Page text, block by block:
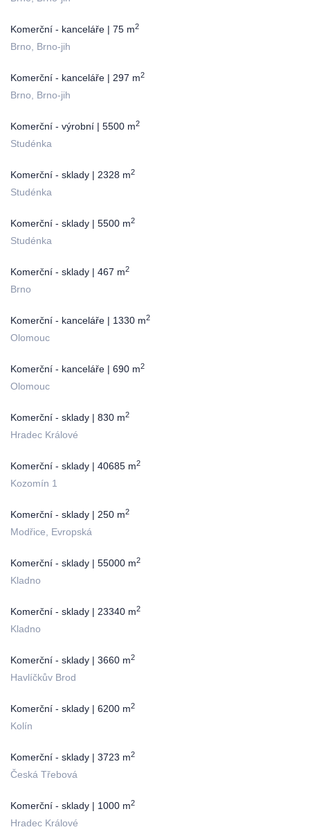
Komerční - kanceláře | 75 m2
Brno, Brno-jih
Komerční - kanceláře | 297 m2
Brno, Brno-jih
Komerční - výrobní | 5500 m2
Studénka
Komerční - sklady | 2328 m2
Studénka
Komerční - sklady | 5500 m2
Studénka
Komerční - sklady | 467 m2
Brno
Komerční - kanceláře | 1330 m2
Olomouc
Komerční - kanceláře | 690 m2
Olomouc
Komerční - sklady | 830 m2
Hradec Králové
Komerční - sklady | 40685 m2
Kozomín 1
Komerční - sklady | 250 m2
Modřice, Evropská
Komerční - sklady | 55000 m2
Kladno
Komerční - sklady | 23340 m2
Kladno
Komerční - sklady | 3660 m2
Havlíčkův Brod
Komerční - sklady | 6200 m2
Kolín
Komerční - sklady | 3723 m2
Česká Třebová
Komerční - sklady | 1000 m2
Hradec Králové